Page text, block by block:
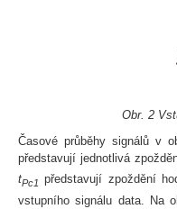
Obr. 2
Časové průběhy signálů v
představují jednotlivá
tPc1 představují zpoždění
vstupního signálu data. Na